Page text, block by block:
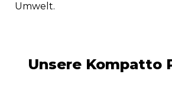
Umwelt.
Unsere Kompatto